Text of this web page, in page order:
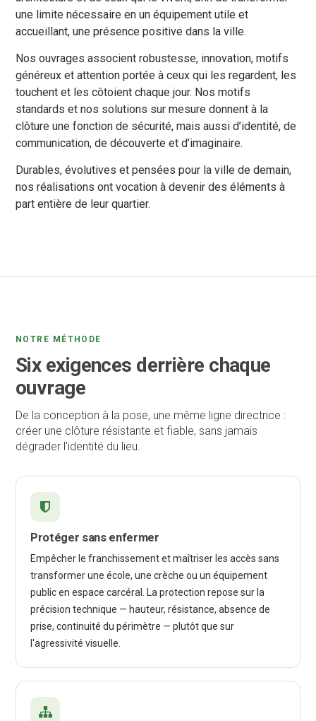
une limite nécessaire en un équipement utile et
accueillant, une présence positive dans la ville.
Nos ouvrages associent robustesse, innovation, motifs
généreux et attention portée à ceux qui les regardent, les
touchent et les côtoient chaque jour. Nos motifs
standards et nos solutions sur mesure donnent à la
clôture une fonction de sécurité, mais aussi d’identité, de
communication, de découverte et d’imaginaire.
Durables, évolutives et pensées pour la ville de demain,
nos réalisations ont vocation à devenir des éléments à
part entière de leur quartier.
NOTRE MÉTHODE
Six exigences derrière chaque
ouvrage
De la conception à la pose, une même ligne directrice :
créer une clôture résistante et fiable, sans jamais
dégrader l'identité du lieu.
Protéger sans enfermer
Empêcher le franchissement et maîtriser les accès sans
transformer une école, une crèche ou un équipement
public en espace carcéral. La protection repose sur la
précision technique — hauteur, résistance, absence de
prise, continuité du périmètre — plutôt que sur
l'agressivité visuelle.